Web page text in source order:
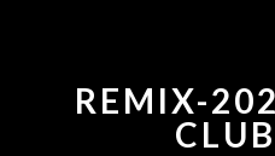
REMIX-